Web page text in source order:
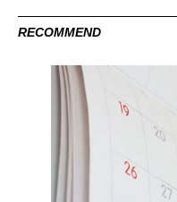
RECOMMEND